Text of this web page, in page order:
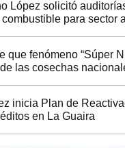
López solicitó
para sector
que fenómeno “Súper
las cosechas
inicia Plan de
en La Guaira